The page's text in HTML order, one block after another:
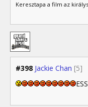
Keresztapa a film az
#398 Jackie Chan [5]